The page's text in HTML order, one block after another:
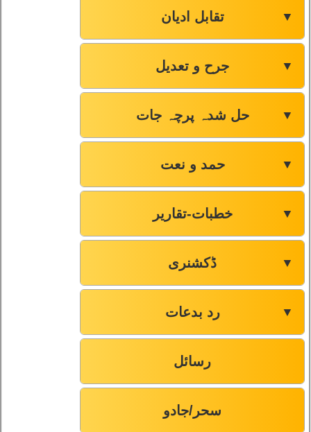
تقابل ادیان ▼
جرح و تعدیل ▼
حل شدہ پرچہ جات ▼
حمد و نعت ▼
خطبات-تقاریر ▼
ڈکشنری ▼
رد بدعات ▼
رسائل
سحر/جادو